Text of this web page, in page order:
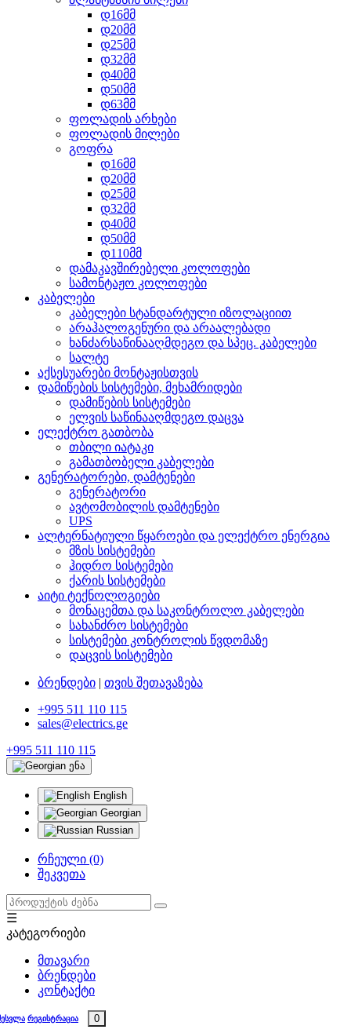
დ16მმ
დ20მმ
დ25მმ
დ32მმ
დ40მმ
დ50მმ
დ63მმ
ფოლადის არხები
ფოლადის მილები
გოფრა
დ16მმ
დ20მმ
დ25მმ
დ32მმ
დ40მმ
დ50მმ
დ110მმ
დამაკავშირებელი კოლოფები
სამონტაჟო კოლოფები
კაბელები
კაბელები სტანდარტული იზოლაციით
არაჰალოგენური და არაალებადი
ხანძარსაწინააღმდეგო და სპეც. კაბელები
სალტე
აქსესუარები მონტაჟისთვის
დამიწების სისტემები, მეხამრიდები
დამიწების სისტემები
ელვის საწინააღმდეგო დაცვა
ელექტრო გათბობა
თბილი იატაკი
გამათბობელი კაბელები
გენერატორები, დამტენები
გენერატორი
ავტომობილის დამტენები
UPS
ალტერნატიული წყაროები და ელექტრო ენერგია
მზის სისტემები
ჰიდრო სისტემები
ქარის სისტემები
აიტი ტექნოლოგიები
მონაცემთა და საკონტროლო კაბელები
სახანძრო სისტემები
სისტემები კონტროლის წვდომაზე
დაცვის სისტემები
ბრენდები | თვის შეთავაზება
+995 511 110 115
sales@electrics.ge
+995 511 110 115
ენა
English
Georgian
Russian
რჩეული (0)
შეკვეთა
☰
კატეგორიები
მთავარი
ბრენდები
კონტაქტი
რეგისტრაცია 0